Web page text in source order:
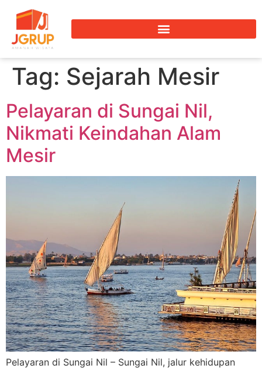
Tag: Sejarah Mesir
Pelayaran di Sungai Nil,
Nikmati Keindahan Alam
Mesir
Pelayaran di Sungai Nil – Sungai Nil, jalur kehidupan